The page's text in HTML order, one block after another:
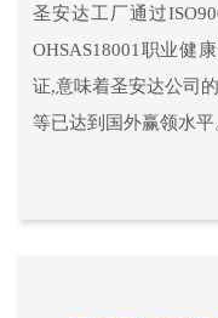
圣安达工厂通过
OHSAS18001职业健
证,意味着圣安达公司
等已达到国外赢领水平